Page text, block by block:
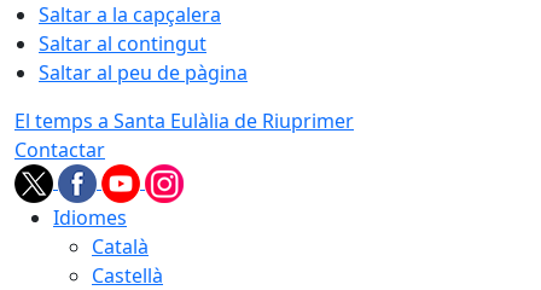
Saltar a la capçalera
Saltar al contingut
Saltar al peu de pàgina
El temps a Santa Eulàlia de Riuprimer
Contactar
Idiomes
Català
Castellà